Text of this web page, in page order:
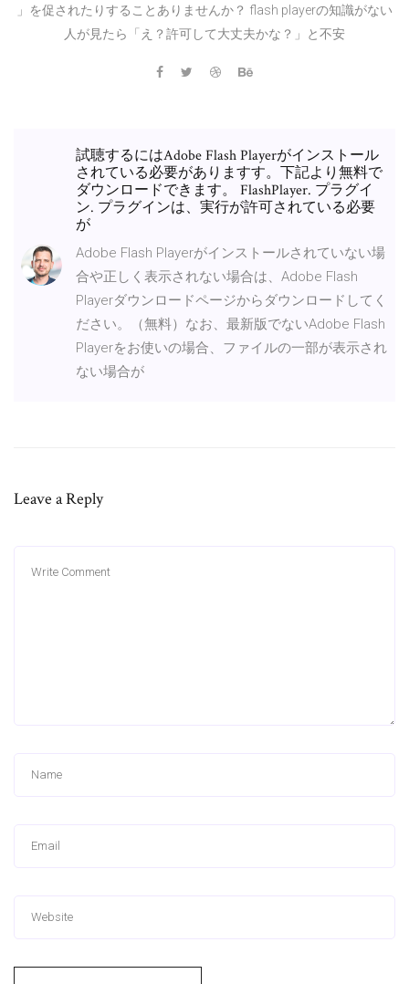
」を促されたりすることありませんか？ flash playerの知識がない
人が見たら「え？許可して大丈夫かな？」と不安
試聴するにはAdobe Flash Playerがインストール
されている必要がありますす。下記より無料で
ダウンロードできます。 FlashPlayer. プラグイ
ン. プラグインは、実行が許可されている必要
が
Adobe Flash Playerがインストールされていない場
合や正しく表示されない場合は、Adobe Flash
Playerダウンロードページからダウンロードしてく
ださい。（無料）なお、最新版でないAdobe Flash
Playerをお使いの場合、ファイルの一部が表示され
ない場合が
Leave a Reply